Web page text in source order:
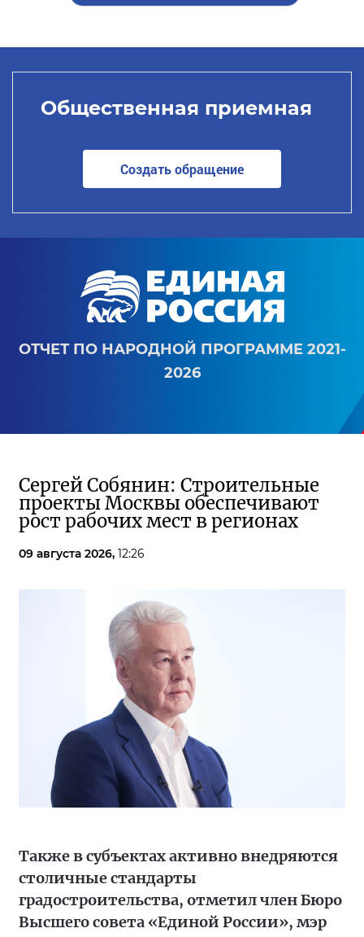
Общественная приемная
Создать обращение
ОТЧЕТ ПО НАРОДНОЙ ПРОГРАММЕ 2021-
2026
Сергей Собянин: Строительные
проекты Москвы обеспечивают
рост рабочих мест в регионах
09 августа 2026, 12:26
Также в субъектах активно внедряются
столичные стандарты
градостроительства, отметил член Бюро
Высшего совета «Единой России», мэр